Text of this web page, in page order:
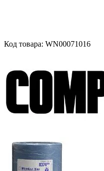
Код товара: WN00071016